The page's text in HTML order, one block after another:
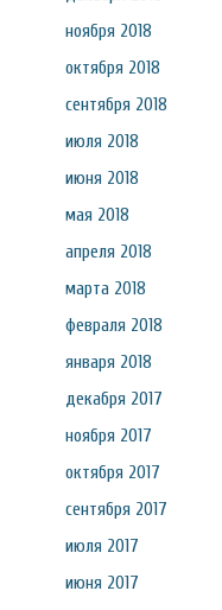
ноября 2018
октября 2018
сентября 2018
июля 2018
июня 2018
мая 2018
апреля 2018
марта 2018
февраля 2018
января 2018
декабря 2017
ноября 2017
октября 2017
сентября 2017
июля 2017
июня 2017